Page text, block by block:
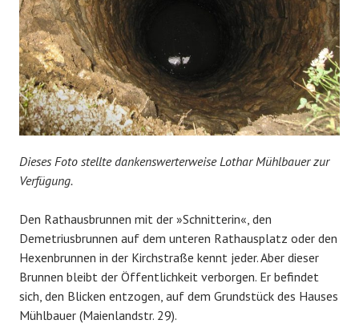
Dieses Foto stellte dankenswerterweise Lothar Mühlbauer zur
Verfügung.
Den Rathausbrunnen mit der »Schnitterin«, den
Demetriusbrunnen auf dem unteren Rathausplatz oder den
Hexenbrunnen in der Kirchstraße kennt jeder. Aber dieser
Brunnen bleibt der Öffentlichkeit verborgen. Er befindet
sich, den Blicken entzogen, auf dem Grundstück des Hauses
Mühlbauer (Maienlandstr. 29).